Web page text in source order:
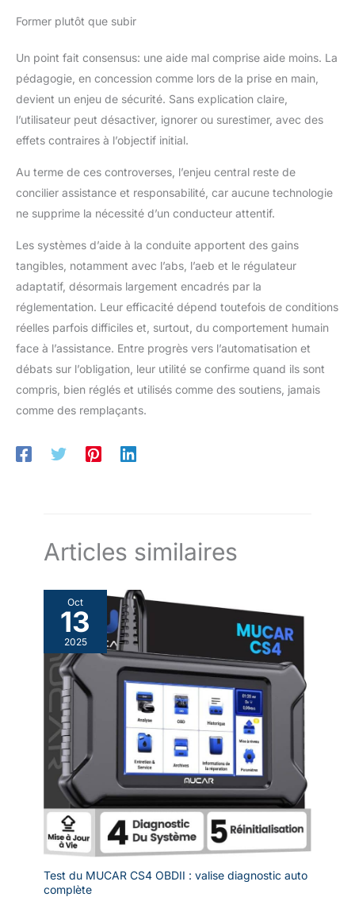
Former plutôt que subir
Un point fait consensus: une aide mal comprise aide moins. La
pédagogie, en concession comme lors de la prise en main,
devient un enjeu de sécurité. Sans explication claire,
l’utilisateur peut désactiver, ignorer ou surestimer, avec des
effets contraires à l’objectif initial.
Au terme de ces controverses, l’enjeu central reste de
concilier assistance et responsabilité, car aucune technologie
ne supprime la nécessité d’un conducteur attentif.
Les systèmes d’aide à la conduite apportent des gains
tangibles, notamment avec l’abs, l’aeb et le régulateur
adaptatif, désormais largement encadrés par la
réglementation. Leur efficacité dépend toutefois de conditions
réelles parfois difficiles et, surtout, du comportement humain
face à l’assistance. Entre progrès vers l’automatisation et
débats sur l’obligation, leur utilité se confirme quand ils sont
compris, bien réglés et utilisés comme des soutiens, jamais
comme des remplaçants.
Articles similaires
Oct
13
2025
Test du MUCAR CS4 OBDII : valise diagnostic auto
complète